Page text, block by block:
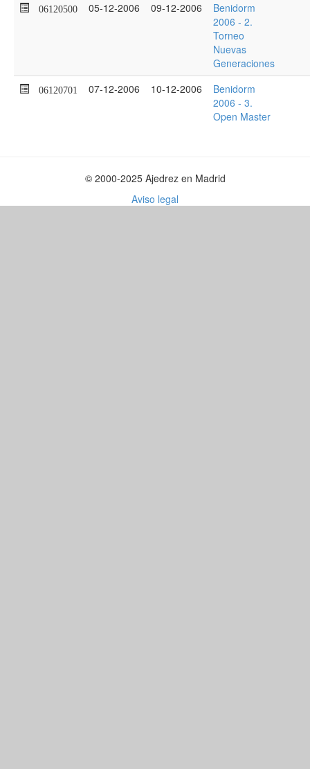
06120500 05-12-2006 09-12-2006
Benidorm
2006 - 2.
Torneo
Nuevas
Generaciones
06120701 07-12-2006 10-12-2006
Benidorm
2006 - 3.
Open Master
© 2000-2025 Ajedrez en Madrid
Aviso legal